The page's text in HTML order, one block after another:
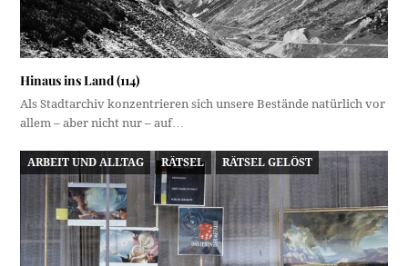
Hinaus ins Land (114)
Als Stadtarchiv konzentrieren sich unsere Bestände natürlich vor
allem – aber nicht nur – auf…
ARBEIT UND ALLTAG RÄTSEL RÄTSEL GELÖST